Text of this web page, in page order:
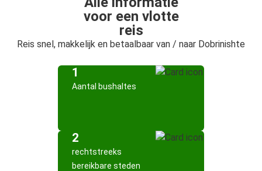
voor een vlotte
reis
Reis snel, makkelijk en betaalbaar van / naar Dobrinishte
1
Aantal bushaltes
2
rechtstreeks
bereikbare steden